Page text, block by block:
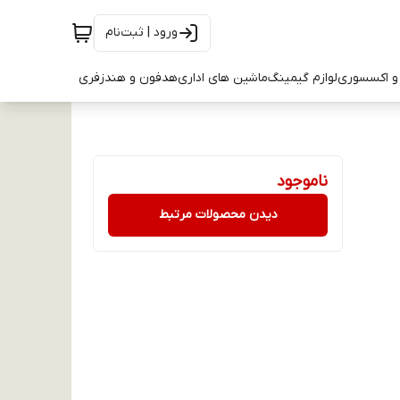
ورود | ثبت‌نام
اکسسوریلوازم گیمینگماشین های اداریهدفون و هندزفری
ناموجود
دیدن محصولات مرتبط